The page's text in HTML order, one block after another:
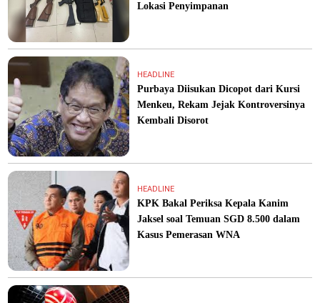
Lokasi Penyimpanan
HEADLINE
Purbaya Diisukan Dicopot dari Kursi
Menkeu, Rekam Jejak Kontroversinya
Kembali Disorot
HEADLINE
KPK Bakal Periksa Kepala Kanim
Jaksel soal Temuan SGD 8.500 dalam
Kasus Pemerasan WNA